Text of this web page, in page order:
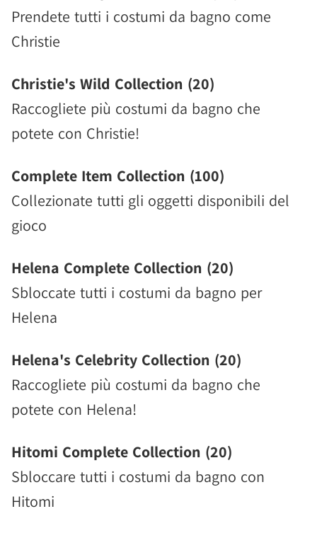
Prendete tutti i costumi da bagno come
Christie
Christie's Wild Collection (20)
Raccogliete più costumi da bagno che
potete con Christie!
Complete Item Collection (100)
Collezionate tutti gli oggetti disponibili del
gioco
Helena Complete Collection (20)
Sbloccate tutti i costumi da bagno per
Helena
Helena's Celebrity Collection (20)
Raccogliete più costumi da bagno che
potete con Helena!
Hitomi Complete Collection (20)
Sbloccare tutti i costumi da bagno con
Hitomi